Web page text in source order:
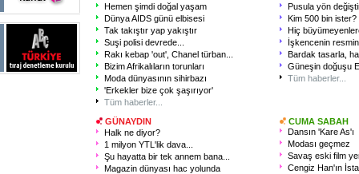
Hemen şimdi doğal yaşam
Dünya AIDS günü elbisesi
Tak takıştır yap yakıştır
Suşi polisi devrede...
Rakı kebap 'out', Chanel türban...
Bizim Afrikalıların torunları
Moda dünyasının sihirbazı
'Erkekler bize çok şaşırıyor'
Tüm haberler...
Pusula yön
Kim 500 bin ister?
Hiç
İşkencenin
Bardak tasarla,
Güneşin doğuşu
Tüm haberler...
GÜNAYDIN
Halk ne diyor?
1 milyon YTL'lik dava...
Şu hayatta bir tek annem bana...
Magazin dünyası hac yolunda
CUMA SABAH
Dansın 'Kare As'ı
Modası geçmez
Savaş eski film
Cengiz Han'ın